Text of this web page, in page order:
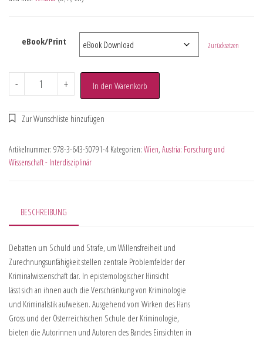
eBook/Print Zurücksetzen
- + In den Warenkorb
Artikelnummer: 978-3-643-50791-4 Kategorien: Wien, Austria: Forschung und
Wissenschaft - Interdisziplinär
BESCHREIBUNG
Debatten um Schuld und Strafe, um Willensfreiheit und
Zurechnungsunfähigkeit stellen zentrale Problemfelder der
Kriminalwissenschaft dar. In epistemologischer Hinsicht
lässt sich an ihnen auch die Verschränkung von Kriminologie
und Kriminalistik aufweisen. Ausgehend vom Wirken des Hans
Gross und der Österreichischen Schule der Kriminologie,
bieten die Autorinnen und Autoren des Bandes Einsichten in